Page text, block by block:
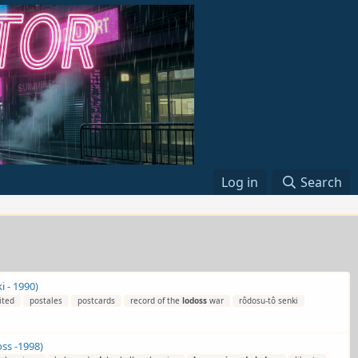
Log in Search
- 1990)
postales postcards record of the lodoss war rôdosu-tô senki
-1998)